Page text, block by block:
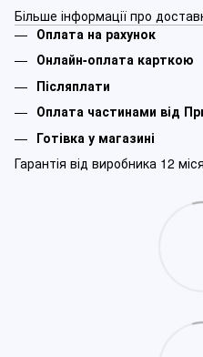
Більше інформації про
Оплата на рахунок
Онлайн-оплата карткою
Післяплати
Оплата частинами від
Готівка у магазині
Гарантія від виробника 12